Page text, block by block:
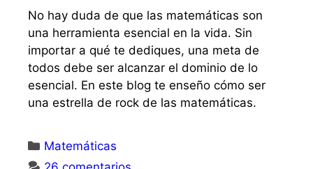
No hay duda de que las matemáticas son
una herramienta esencial en la vida. Sin
importar a qué te dediques, una meta de
todos debe ser alcanzar el dominio de lo
esencial. En este blog te enseño cómo ser
una estrella de rock de las matemáticas.
Matemáticas